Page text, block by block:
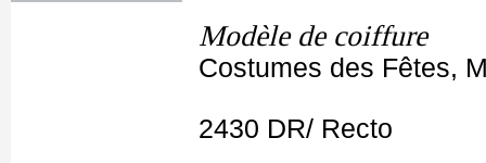
Modèle de coiffure
Costumes des Fêtes,
2430 DR/ Recto